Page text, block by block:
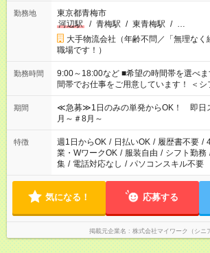
勤務地
東京都青梅市
河辺駅
/ 青梅駅 / 東青梅駅 / …
大手物流会社（年齢不問／「無理な
職場です！）
勤務時間
9:00～18:00など ■希望の時間帯を選べます！ ▼他にも様
間帯でお仕事をご用意しています！ ＜
17:00～22:00 13:00～22:00 22:00～翌
期間
≪急募≫1日のみの単発からOK！ 即日
月～＃8月～
特徴 週1日からOK / 日払いOK / 履歴書不要 /
業・WワークOK / 服装自由 / シフト勤務
集 / 電話対応なし / パソコンスキル不要
気になる！ 応募する
掲載元企業名 株式会社マイワーク（シニ